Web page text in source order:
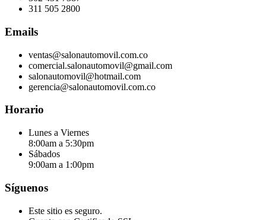
311 505 2800
Emails
ventas@salonautomovil.com.co
comercial.salonautomovil@gmail.com
salonautomovil@hotmail.com
gerencia@salonautomovil.com.co
Horario
Lunes a Viernes
8:00am a 5:30pm
Sábados
9:00am a 1:00pm
Síguenos
Este sitio es seguro.